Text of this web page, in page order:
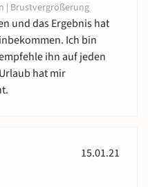
| Brustvergrößerung
und das Ergebnis hat
Ich bin
ihn auf jeden
hat mir
15.01.21